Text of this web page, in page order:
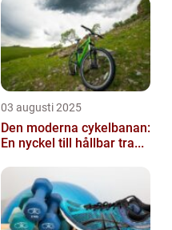
03 augusti 2025
Den moderna cykelbanan:
En nyckel till hållbar tra...